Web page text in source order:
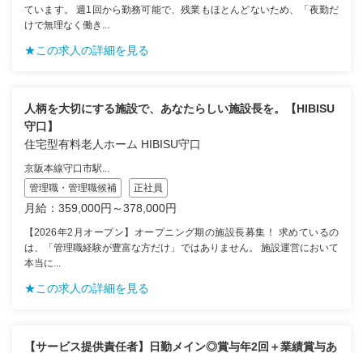
ています。 週1回から勤務可能で、残業もほとんどないため、「夜勤だ
けで無理なく働き...
★この求人の詳細を見る
人柄を大切にする施設で、あなたらしい施設長を。【HIBISU
守口】
住宅型有料老人ホーム HIBISU守口
京阪本線守口市駅...
管理職・管理職候補
正社員
月給：359,000円～378,000円
【2026年2月オープン】オープニング期の施設長募集！ 求めているの
は、「管理職経験が豊富な方だけ」ではありません。 施設運営において
本当に...
★この求人の詳細を見る
【サービス提供責任者】日勤メイン◎賞与年2回＋業績賞与あ